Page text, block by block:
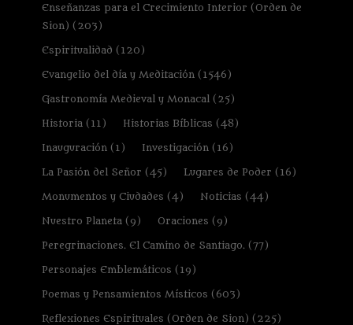
Enseñanzas para el Crecimiento Interior (Orden de
Sion) (203)
Espiritualidad (120)
Evangelio del día y Meditación (1546)
Gastronomía Medieval y Monacal (25)
Historia (11) Historias Bíblicas (48)
Inauguración (1) Investigación (16)
La Pasión del Señor (45) Lugares de Poder (16)
Monumentos y Ciudades (4) Noticias (44)
Nuestro Planeta (9) Oraciones (9)
Peregrinaciones. El Camino de Santiago. (77)
Personajes Emblemáticos (19)
Poemas y Pensamientos Místicos (603)
Reflexiones Espirituales (Orden de Sion) (225)